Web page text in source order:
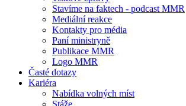
Stavíme na faktech - podcast MMR
Mediální reakce
Kontakty pro média
Paní ministryně
Publikace MMR
Logo MMR
Časté dotazy
Kariéra
Nabídka volných míst
Stáže